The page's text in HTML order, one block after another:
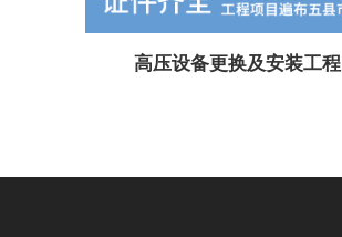
高压设备更换及安装工程